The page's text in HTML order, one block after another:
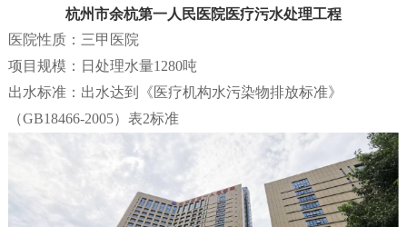
城镇污水分散式处理系列
装配式医疗污水处理系统
饮用水处理工程
城镇污水分散式处理及提标工程
装配式医疗污水处理工程
杭州市余杭第一人民医院医疗污水处理工程
医院性质：三甲医院
项目规模：日处理水量1280吨
出水标准：出水达到《医疗机构水污染物排放标准》
（GB18466-2005）表2标准